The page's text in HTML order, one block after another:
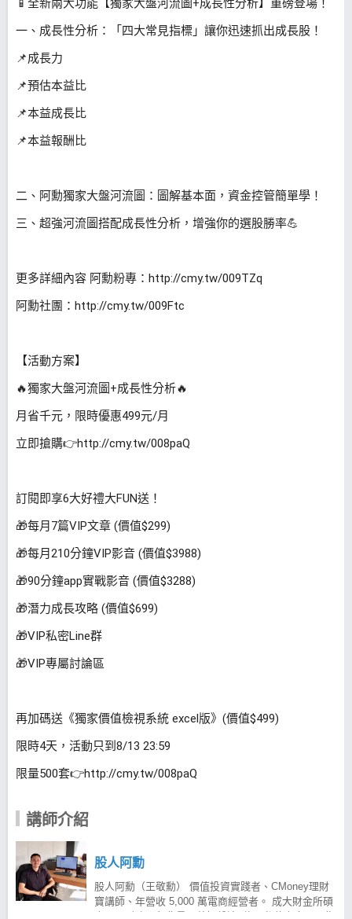
一、成長性分析：「四大常見指標」讓你迅速抓出成長股！
📌成長力
📌預估本益比
📌本益成長比
📌本益報酬比
二、阿勳獨家大盤河流圖：圖解基本面，資金控管簡單學！
三、超強河流圖搭配成長性分析，增強你的選股勝率💪
更多詳細內容 阿勳粉專：http://cmy.tw/009TZq
阿勳社團：http://cmy.tw/009Ftc
【活動方案】
🔥獨家大盤河流圖+成長性分析🔥
月省千元，限時優惠499元/月
立即搶購👉http://cmy.tw/008paQ
訂閱即享6大好禮大FUN送！
🎁每月7篇VIP文章 (價值$299)
🎁每月210分鐘VIP影音 (價值$3988)
🎁90分鐘app實戰影音 (價值$3288)
🎁潛力成長攻略 (價值$699)
🎁VIP私密Line群
🎁VIP專屬討論區
再加碼送《獨家價值檢視系統 excel版》(價值$499)
限時4天，活動只到8/13 23:59
限量500套👉http://cmy.tw/008paQ
講師介紹
股人阿勳
股人阿勳（王敬勳） 價值投資實踐者、CMoney理財
寶講師、年營收 5,000 萬電商經營者。 成大財金所碩